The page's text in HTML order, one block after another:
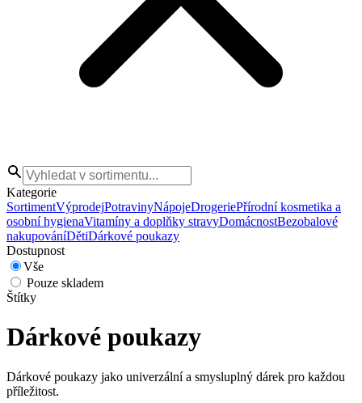
Kategorie
SortimentVýprodejPotravinyNápojeDrogeriePřírodní kosmetika a
osobní hygienaVitamíny a doplňky stravyDomácnostBezobalové
nakupováníDětiDárkové poukazy
Dostupnost
Vše
Pouze skladem
Štítky
Dárkové poukazy
Dárkové poukazy jako univerzální a smysluplný dárek pro každou
příležitost.